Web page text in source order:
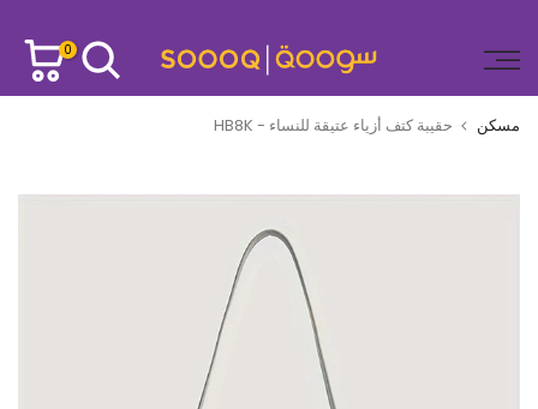
الى
0
مسكن حقيبة كتف أزياء عتيقة للنساء - HB8K